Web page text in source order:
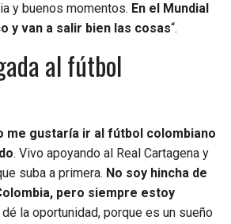
y buenos momentos. En el Mundial
y van a salir bien las cosas“.
al fútbol
me gustaría ir al fútbol colombiano
. Vivo apoyando al Real Cartagena y
suba a primera. No soy hincha de
pero siempre estoy
dé la oportunidad, porque es un sueño